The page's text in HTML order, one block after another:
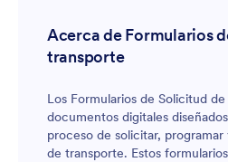
Acerca de Formularios
transporte
Los Formularios de Solicitud
documentos digitales
proceso de solicitar,
de transporte. Estos